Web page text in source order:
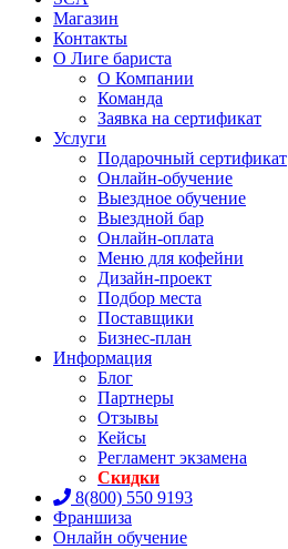
Магазин
Контакты
О Лиге бариста
О Компании
Команда
Заявка на сертификат
Услуги
Подарочный сертификат
Онлайн-обучение
Выездное обучение
Выездной бар
Онлайн-оплата
Меню для кофейни
Дизайн-проект
Подбор места
Поставщики
Бизнес-план
Информация
Блог
Партнеры
Отзывы
Кейсы
Регламент экзамена
Скидки
8(800) 550 9193
Франшиза
Онлайн обучение